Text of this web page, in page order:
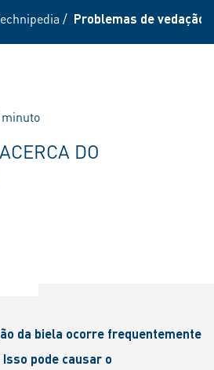
/ Problemas de vedação
DO
da biela ocorre frequentemente
pode causar o